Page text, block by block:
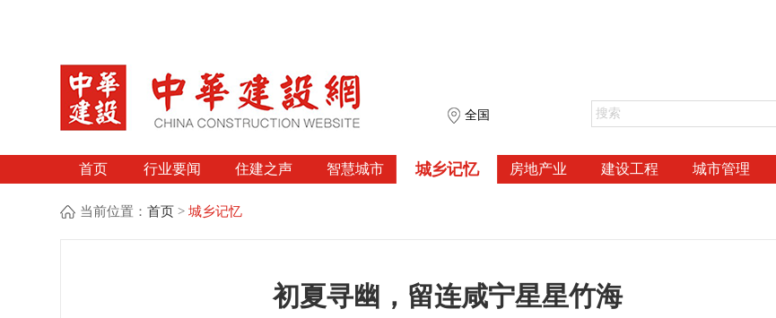
全国
首页 行业要闻 住建之声 智慧城市 城乡记忆 房地产业 建设工程 城市管理
当前位置：首页 >城乡记忆
初夏寻幽，留连咸宁星星竹海